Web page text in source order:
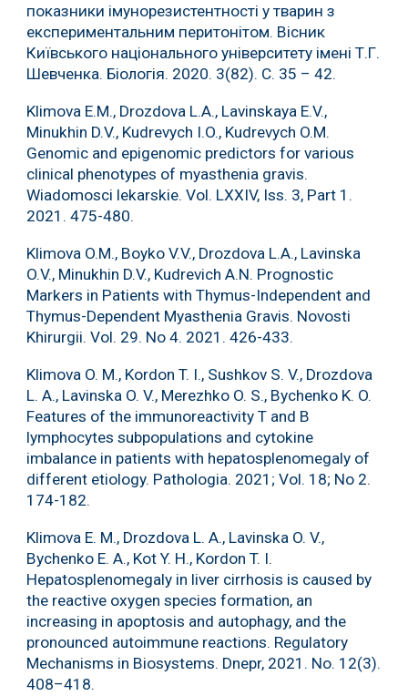
показники імунорезистентності у тварин з
експериментальним перитонітом. Вісник
Київського національного університету імені Т.Г.
Шевченка. Біологія. 2020. 3(82). С. 35 – 42.
Klimova E.M., Drozdova L.A., Lavinskaya E.V.,
Minukhin D.V., Kudrevych I.O., Kudrevych O.M.
Genomic and epigenomic predictors for various
clinical phenotypes of myasthenia gravis.
Wiadomosci lekarskie. Vol. LXXIV, Iss. 3, Part 1.
2021. 475-480.
Klimova O.M., Boyko V.V., Drozdova L.A., Lavinska
O.V., Minukhin D.V., Kudrevich A.N. Prognostic
Markers in Patients with Thymus-Independent and
Thymus-Dependent Myasthenia Gravis. Novosti
Khirurgii. Vol. 29. No 4. 2021. 426-433.
Klіmova O. M., Kordon T. I., Sushkov S. V., Drozdova
L. A., Lavinska O. V., Merezhko O. S., Bychenko K. O.
Features of the immunoreactivity T and B
lymphocytes subpopulations and cytokine
imbalance in patients with hepatosplenomegaly of
different etiology. Pathologia. 2021; Vol. 18; No 2.
174-182.
Klimova E. M., Drozdova L. A., Lavinska O. V.,
Bychenko E. A., Kot Y. H., Kordon T. I.
Hepatosplenomegaly in liver cirrhosis is caused by
the reactive oxygen species formation, an
increasing in apoptosis and autophagy, and the
pronounced autoimmune reactions. Regulatory
Mechanisms in Biosystems. Dnepr, 2021. No. 12(3).
408–418.